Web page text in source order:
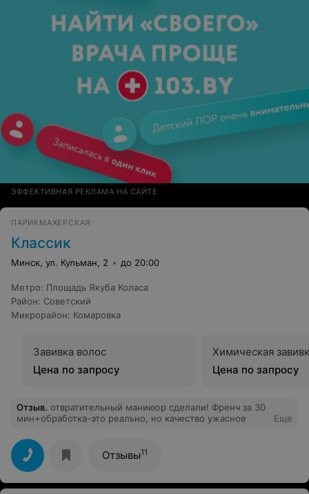
ЭФФЕКТИВНАЯ РЕКЛАМА НА САЙТЕ
ПАРИКМАХЕРСКАЯ
Классик
Минск, ул. Кульман, 2 до 20:00
Метро: Площадь Якуба Коласа
Район: Советский
Микрорайон: Комаровка
Завивка волос
Цена по запросу
Химическая
Цена по запросу
Отзыв. отвратительный маникюр сделали! Френч за 30
мин+обработка-это реально, но качество ужасное
Еще
Отзывы11